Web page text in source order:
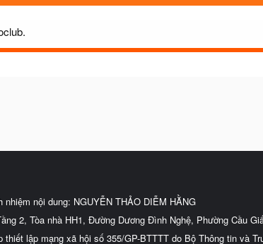
nhiệm nội dung: NGUYỄN THẢO DIỄM HẰNG
2, Tòa nhà HH1, Đường Dương Đình Nghệ, Phường Cầu
thiết lập mạng xã hội số 355/GP-BTTTT do Bộ Thông tin và